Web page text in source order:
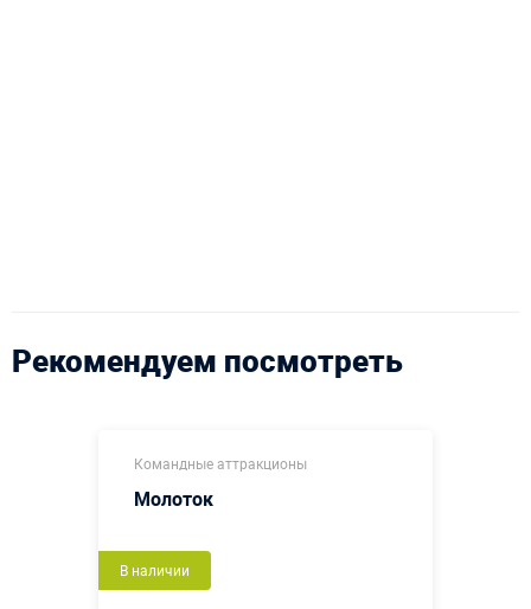
Рекомендуем посмотреть
Командные аттракционы
Молоток
В наличии